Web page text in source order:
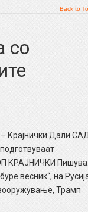
Back to
со
Крајнички Дали
КРАЈНИЧКИ Пишува:
весник“, на
Трамп